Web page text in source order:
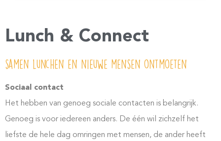
Lunch & Connect
samen lunchen en nieuwe mensen ontmoeten
Sociaal contact
Het hebben van genoeg sociale contacten is belangrijk.
Genoeg is voor iedereen anders. De één wil zichzelf het
liefste de hele dag omringen met mensen, de ander heeft